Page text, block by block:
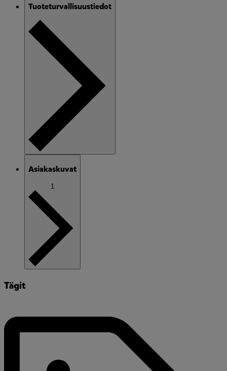
Tuoteturvallisuustiedot
Asiakaskuvat
1
Tägit